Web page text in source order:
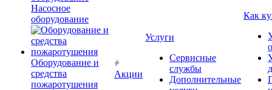
Насосное
оборудование
Оборудование и
средства
пожаротушения
Акции
Услуги
Сервисные
службы
Дополнительные
Как